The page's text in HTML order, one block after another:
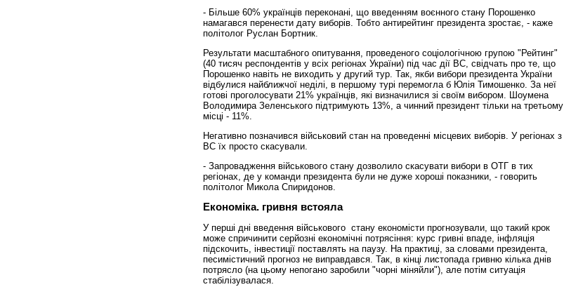
- Більше 60% українців переконані, що введенням воєнного стану Порошенко
намагався перенести дату виборів. Тобто антирейтинг президента зростає, - каже
політолог Руслан Бортник.
Результати масштабного опитування, проведеного соціологічною групою "Рейтинг"
(40 тисяч респондентів у всіх регіонах України) під час дії ВС, свідчать про те, що
Порошенко навіть не виходить у другий тур. Так, якби вибори президента України
відбулися найближчої неділі, в першому турі перемогла б Юлія Тимошенко. За неї
готові проголосувати 21% українців, які визначилися зі своїм вибором. Шоумена
Володимира Зеленського підтримують 13%, а чинний президент тільки на третьому
місці - 11%.
Негативно позначився військовий стан на проведенні місцевих виборів. У регіонах з
ВС їх просто скасували.
- Запровадження військового стану дозволило скасувати вибори в ОТГ в тих
регіонах, де у команди президента були не дуже хороші показники, - говорить
політолог Микола Спиридонов.
Економіка. гривня встояла
У перші дні введення військового стану економісти прогнозували, що такий крок
може спричинити серйозні економічні потрясіння: курс гривні впаде, інфляція
підскочить, інвестиції поставлять на паузу. На практиці, за словами президента,
песимістичний прогноз не виправдався. Так, в кінці листопада гривню кілька днів
потрясло (на цьому непогано заробили "чорні міняйли"), але потім ситуація
стабілізувалася.